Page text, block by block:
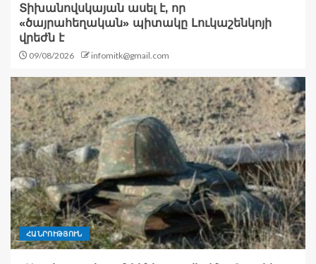
Տիխանովսկայան ասել է, որ
«ծայրահեղական» պիտակը Լուկաշենկոյի
վրեժն է
09/08/2026 infomitk@gmail.com
ՀԱՆՐՈՒԹՅՈՒՆ